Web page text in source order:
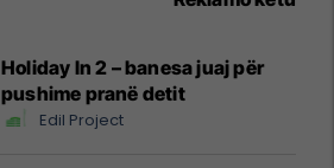
Holiday In 2 – banesa juaj për
pushime pranë detit
Edil Project